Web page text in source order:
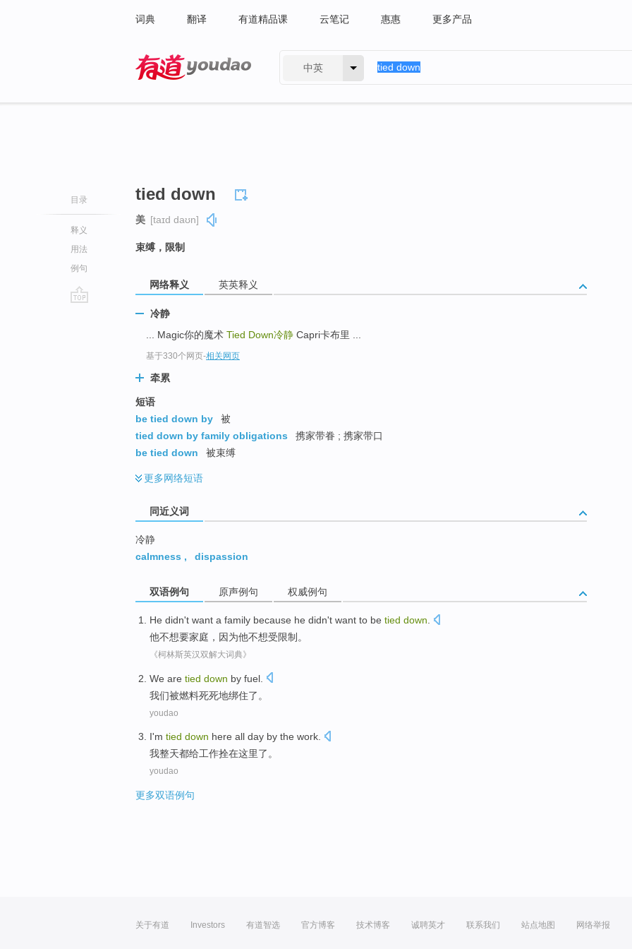
词典 翻译 有道精品课 云笔记 惠惠 更多产品
中英
目录
释义
用法
例句
tied down
美 [taɪd daʊn]
束缚，限制
网络释义 英英释义
冷静
... Magic你的魔术 Tied Down冷静 Capri卡布里 ...
基于330个网页-相关网页
牵累
短语
be tied down by
被
tied down by family obligations
携家带眷 ; 携家带口
be tied down
被束缚
更多网络短语
同近义词
冷静
calmness , dispassion
双语例句 原声例句 权威例句
He didn't want a family because he didn't want to be tied down
他不想要家庭 ， 因为他不想受限制。
《柯林斯英汉双解大词典》
We are tied down by fuel
我们被燃料死死地绑住了。
youdao
I'm tied down here all day by the work.
我整天都给工作拴在这里了。
youdao
更多双语例句
关于有道 Investors 有道智选 官方博客 技术博客 诚聘英才 联系我们 站点地图 网络举报